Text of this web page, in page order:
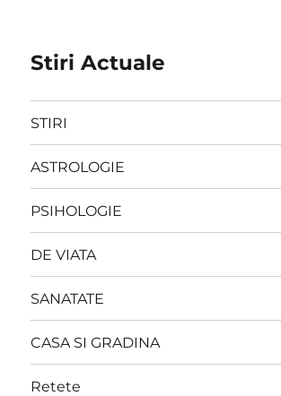
Stiri Actuale
STIRI
ASTROLOGIE
PSIHOLOGIE
DE VIATA
SANATATE
CASA SI GRADINA
Retete